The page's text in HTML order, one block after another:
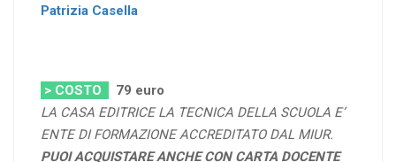
Patrizia Casella
> COSTO 79 euro
LA CASA EDITRICE LA TECNICA DELLA SCUOLA E’
ENTE DI FORMAZIONE ACCREDITATO DAL MIUR.
PUOI ACQUISTARE ANCHE CON CARTA DOCENTE